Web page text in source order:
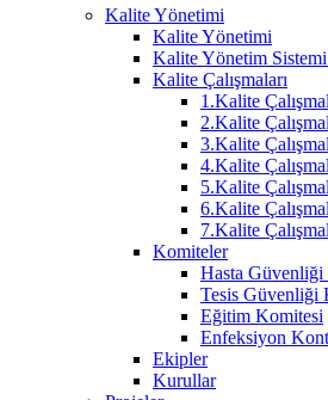
Kalite Yönetimi
Kalite Yönetimi
Kalite Yönetim Sistemi
Kalite Çalışmaları
1.Kalite
2.Kalite
3.Kalite
4.Kalite
5.Kalite
6.Kalite
7.Kalite
Komiteler
Hasta Güvenliği
Tesis Güvenliği
Eğitim Komitesi
Enfeksiyon
Ekipler
Kurullar